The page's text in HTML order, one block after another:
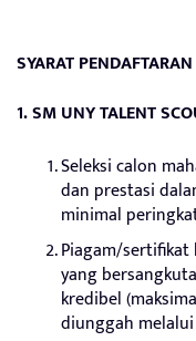
SYARAT PENDAFTARAN
1. SM UNY TALENT
Seleksi calon
dan prestasi
minimal
Piagam/sertifikat
yang
kredibel
diunggah